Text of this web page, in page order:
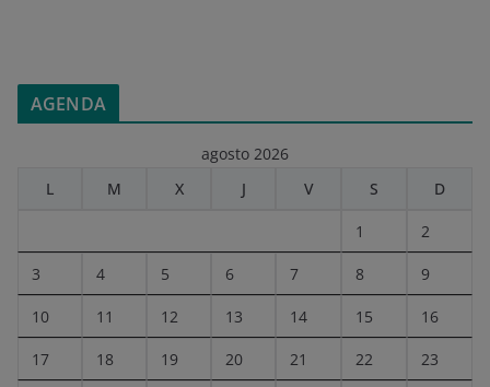
AGENDA
agosto 2026
L
M X J V S D
1 2
3 4 5 6 7 8 9
10 11 12 13 14 15 16
17 18 19 20 21 22 23